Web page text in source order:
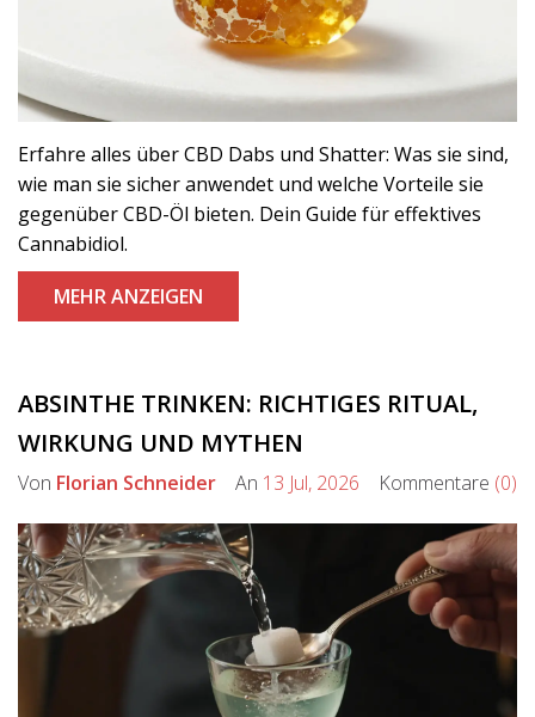
Erfahre alles über CBD Dabs und Shatter: Was sie sind,
wie man sie sicher anwendet und welche Vorteile sie
gegenüber CBD-Öl bieten. Dein Guide für effektives
Cannabidiol.
MEHR ANZEIGEN
ABSINTHE TRINKEN: RICHTIGES RITUAL,
WIRKUNG UND MYTHEN
Von Florian Schneider An 13 Jul, 2026 Kommentare (0)